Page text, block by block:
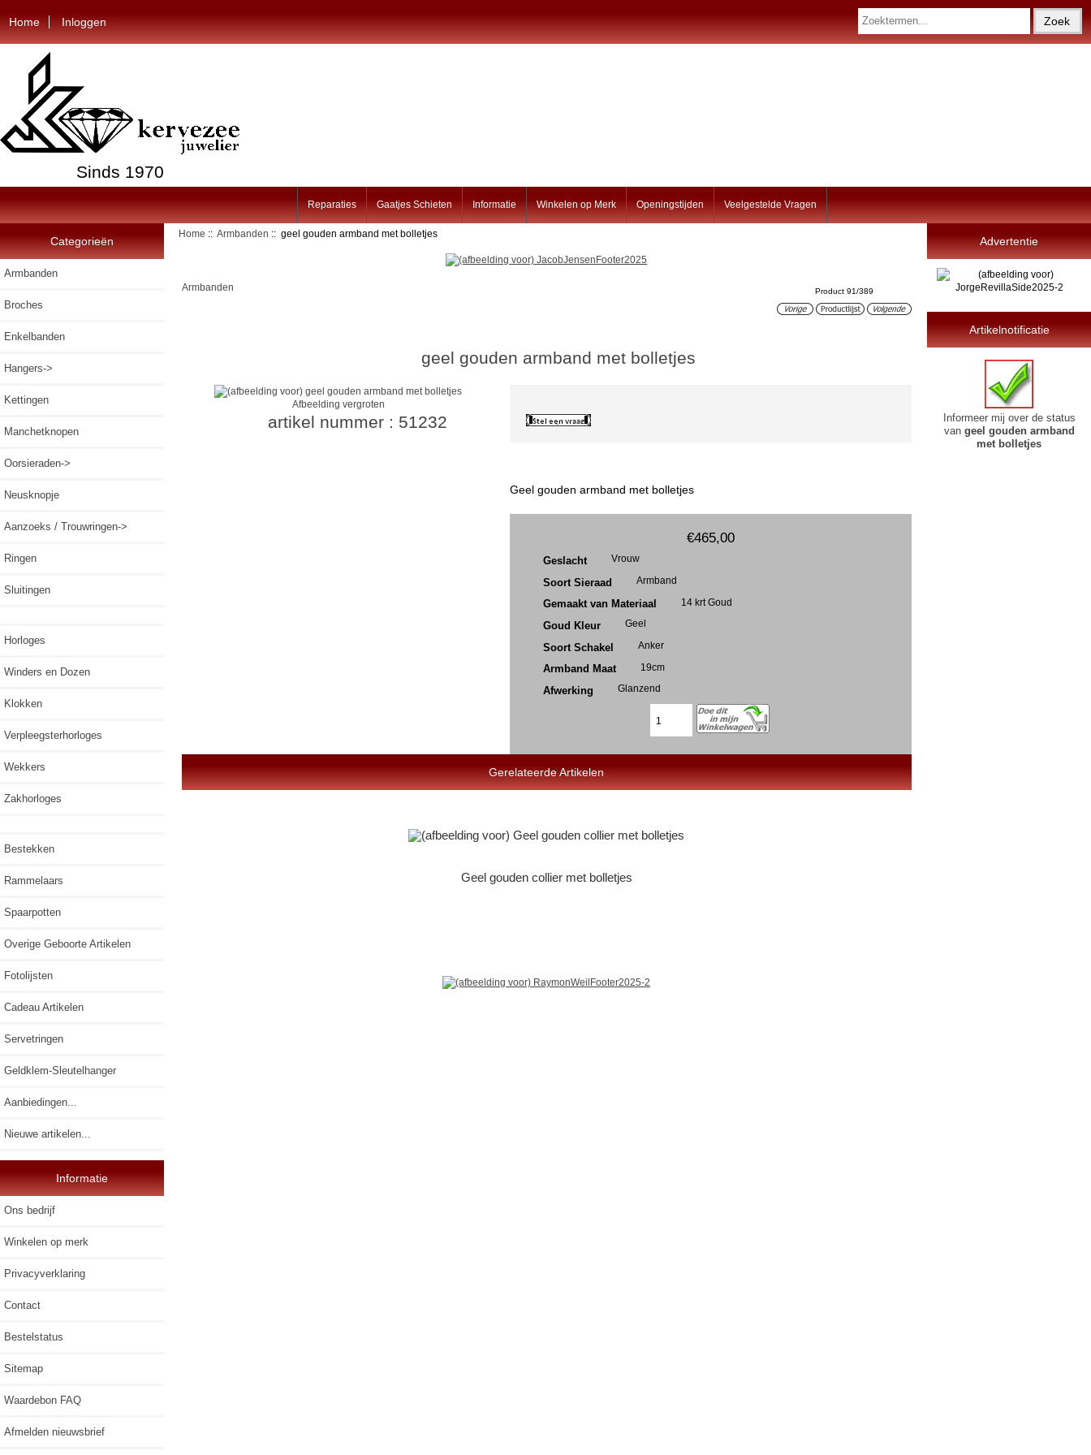
Home Inloggen
Sinds 1970
Reparaties Gaatjes Schieten Informatie Winkelen op Merk Openingstijden Veelgestelde Vragen
Categorieën
Armbanden
Broches
Enkelbanden
Hangers->
Kettingen
Manchetknopen
Oorsieraden->
Neusknopje
Aanzoeks / Trouwringen->
Ringen
Sluitingen
Horloges
Winders en Dozen
Klokken
Verpleegsterhorloges
Wekkers
Zakhorloges
Bestekken
Rammelaars
Spaarpotten
Overige Geboorte Artikelen
Fotolijsten
Cadeau Artikelen
Servetringen
Geldklem-Sleutelhanger
Aanbiedingen...
Nieuwe artikelen...
Informatie
Ons bedrijf
Winkelen op merk
Privacyverklaring
Contact
Bestelstatus
Sitemap
Waardebon FAQ
Afmelden nieuwsbrief
Home ::Armbanden :: geel gouden armband met bolletjes
Armbanden Product 91/389
geel gouden armband met bolletjes
Afbeelding vergroten
artikel nummer : 51232
Geel gouden armband met bolletjes
€465,00
Geslacht Vrouw
Soort Sieraad Armband
Gemaakt van Materiaal 14 krt Goud
Goud Kleur Geel
Soort Schakel Anker
Armband Maat 19cm
Afwerking Glanzend
Gerelateerde Artikelen
Geel gouden collier met bolletjes
Advertentie
Artikelnotificatie
Informeer mij over de status
van geel gouden armband
met bolletjes